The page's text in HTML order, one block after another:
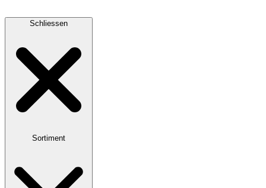
Schliessen
Sortiment